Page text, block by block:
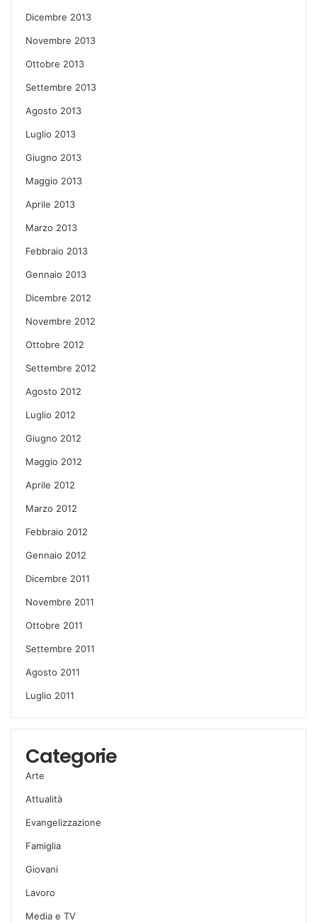
Dicembre 2013
Novembre 2013
Ottobre 2013
Settembre 2013
Agosto 2013
Luglio 2013
Giugno 2013
Maggio 2013
Aprile 2013
Marzo 2013
Febbraio 2013
Gennaio 2013
Dicembre 2012
Novembre 2012
Ottobre 2012
Settembre 2012
Agosto 2012
Luglio 2012
Giugno 2012
Maggio 2012
Aprile 2012
Marzo 2012
Febbraio 2012
Gennaio 2012
Dicembre 2011
Novembre 2011
Ottobre 2011
Settembre 2011
Agosto 2011
Luglio 2011
Categorie
Arte
Attualità
Evangelizzazione
Famiglia
Giovani
Lavoro
Media e TV